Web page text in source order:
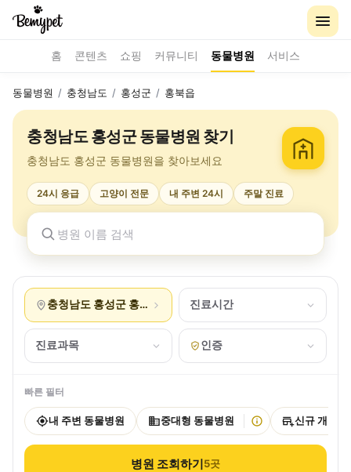
홈 콘텐츠 쇼핑 커뮤니티 동물병원 서비스
동물병원 / 충청남도 / 홍성군 / 홍북읍
충청남도 홍성군 동물병원 찾기
충청남도 홍성군 동물병원을 찾아보세요
24시 응급 고양이 전문 내 주변 24시 주말 진료
충청남도 홍성군 홍북읍 진료시간
진료과목 인증
빠른 필터
내 주변 동물병원 중대형 동물병원 신규 개원
병원 조회하기5곳